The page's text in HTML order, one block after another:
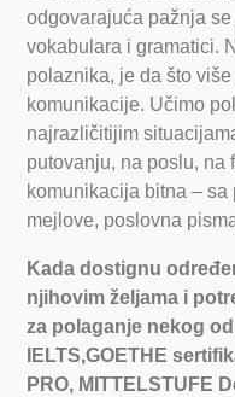
odgovarajuća pažnja
vokabulara i gramatici.
polaznika, je da što
komunikacije. Učimo
najrazličitijim
putovanju, na poslu,
komunikacija bitna –
mejlove, poslovna
Kada dostignu
njihovim željama i
za polaganje nekog
IELTS,GOETHE
PRO, MITTELSTUFE